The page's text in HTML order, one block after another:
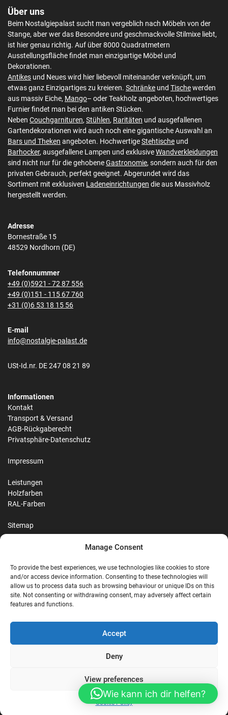
Manage Consent
To provide the best experiences, we use technologies like cookies to store
and/or access device information. Consenting to these technologies will
allow us to process data such as browsing behaviour or unique IDs on this
site. Not consenting or withdrawing consent, may adversely affect certain
features and functions.
Accept
Deny
View preferences
Cookie Policy
Über uns
Beim Nostalgiepalast sucht man vergeblich nach Möbeln von der
Stange, aber wer das Besondere und geschmackvolle Stilmixe liebt,
ist hier genau richtig. Auf über 8000 Quadratmetern
Ausstellungsfläche findet man einzigartige Möbel und
Dekorationen.
Antikes und Neues wird hier liebevoll miteinander verknüpft, um
etwas ganz Einzigartiges zu kreieren. Schränke und Tischewerden
aus massiv Eiche, Mango– oder Teakholz angeboten, hochwertiges
Furnier findet man bei den antiken Stücken.
Neben Couchgarnituren, Stühlen, Raritäten und ausgefallenen
Gartendekorationen wird auch noch eine gigantische Auswahl an
Bars und Theken angeboten. HochwertigeStehtische und
Barhocker, ausgefallene Lampen und exklusiveWandverkleidungen
sind nicht nur für die gehobeneGastronomie, sondern auch für den
privaten Gebrauch, perfekt geeignet. Abgerundet wird das
Sortiment mit exklusiven Ladeneinrichtungen die aus Massivholz
hergestellt werden.
Adresse
Bornestraße 15
48529 Nordhorn (DE)
Telefonnummer
+49 (0)5921 - 72 87 556
+49 (0)151 - 115 67 760
+31 (0)6 53 18 15 56
E-mail
info@nostalgie-palast.de
USt-Id.nr. DE 247 08 21 89
Informationen
Kontakt
Transport & Versand
AGB-Rückgaberecht
Privatsphäre-Datenschutz
Impressum
Leistungen
Holzfarben
RAL-Farben
Sitemap
G Google Reviews
reviews
Wie kann ich dir helfen?